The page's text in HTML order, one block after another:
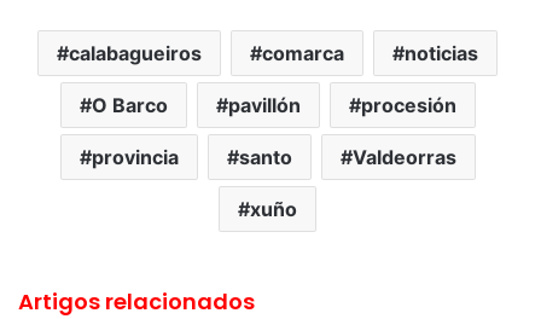
calabagueiros comarca noticias
O Barco pavillón procesión
provincia santo Valdeorras
xuño
Artigos relacionados